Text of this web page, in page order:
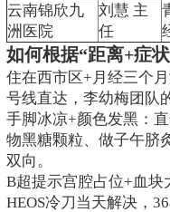
云南锦欣九
洲医院
刘慧 主
任
如何根据“距离+症
住在西市区+月经三个
号线直达，李幼梅团队
手脚冰凉+颜色发黑：
物黑糖颗粒、做子午脐
双向。
B超提示宫腔占位+血块
HEOS冷刀当天解决，